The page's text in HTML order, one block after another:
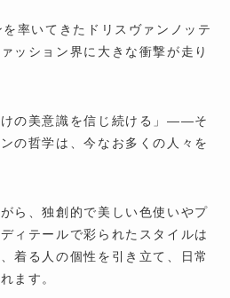
率いてきたドリスヴァンノッテ
ッション界に大きな衝撃が走り
けの美意識を信じ続ける」——そ
の哲学は、今なお多くの人々を
ら、独創的で美しい色使いやプ
ィテールで彩られたスタイルは
着る人の個性を引き立て、日常
ます。